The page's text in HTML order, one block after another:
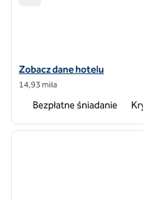
Zobacz szczegóły hotelu
Zobacz dane hotelu
14,93 mila
Bezpłatne śniadanie
1 z 12